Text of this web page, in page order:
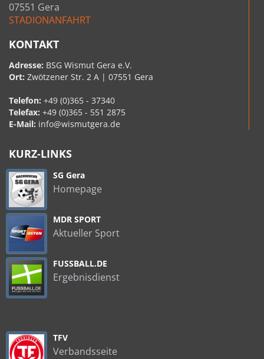
07551 Gera
STADIONANFAHRT
KONTAKT
Adresse: BSG Wismut Gera e.V.
Ort: Zwötzener Str. 2 A | 07551 Gera
Telefon: +49 (0)365 - 37340
Telefax: +49 (0)365 - 551 2875
E-Mail: info@wismutgera.de
KURZ-LINKS
SG Gera
Homepage
MDR SPORT
Aktueller Sport
FUSSBALL.DE
Ergebnisdienst
TFV
Verbandsseite